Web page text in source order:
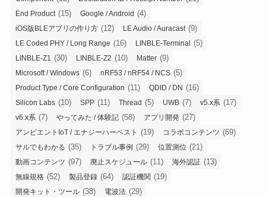
End Product(15) Google / Android (4)
iOS版BLEアプリの作り方 (12) LE Audio / Auracast(9)
LE Coded PHY / Long Range (16) LINBLE-Terminal (5)
LINBLE-Z1 (30) LINBLE-Z2 (10) Matter (9)
Microsoft / Windows (6) nRF53 / nRF54 / NCS (5)
Product Type / Core Configuration (11) QDID / DN (16)
Silicon Labs (10) SPP (11) Thread (5) UWB (7) v5.x系 (17)
v6.x系 (7) やってみた / 体験記 (58) アプリ開発 (27)
アンビエントIoT / エナジーハーベスト (19) コラボコンテンツ (69)
サルでもわかる (35) トラブル事例 (29) 位置測位 (21)
動画コンテンツ (97) 廃止スケジュール (11) 海外認証 (13)
無線規格 (52) 製品登録 (64) 認証機関 (19)
開発キット・ツール (38) 電波法 (29)